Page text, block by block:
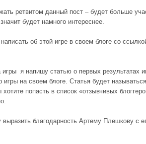
ретвитом данный пост – будет больше
будет намного интереснее.
об этой игре в своем блоге со
игры я напишу статью о первых результатах
игры на своем блоге. Статья будет
попасть в список «отзывчивых
благодарность Артему Плешкову с